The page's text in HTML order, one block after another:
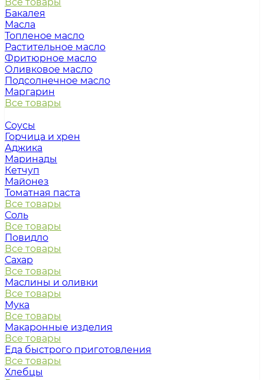
Бакалея
Масла
Топленое масло
Растительное масло
Фритюрное масло
Оливковое масло
Подсолнечное масло
Маргарин
Все товары
Соусы
Горчица и хрен
Аджика
Маринады
Кетчуп
Майонез
Томатная паста
Все товары
Соль
Все товары
Повидло
Все товары
Сахар
Все товары
Маслины и оливки
Все товары
Мука
Все товары
Макаронные изделия
Все товары
Еда быстрого приготовления
Все товары
Хлебцы